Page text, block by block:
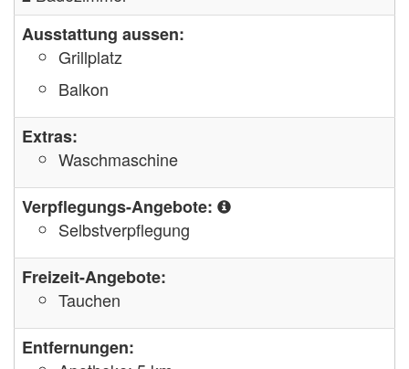
Ausstattung aussen:
Grillplatz
Balkon
Extras:
Waschmaschine
Verpflegungs-Angebote:
Selbstverpflegung
Freizeit-Angebote:
Tauchen
Entfernungen: